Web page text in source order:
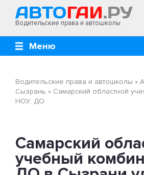
Водительские права и автошколы
Меню
Водительские права и автошколы »
Сызрань » Самарский областной
НОУ, ДО
Самарский
учебный